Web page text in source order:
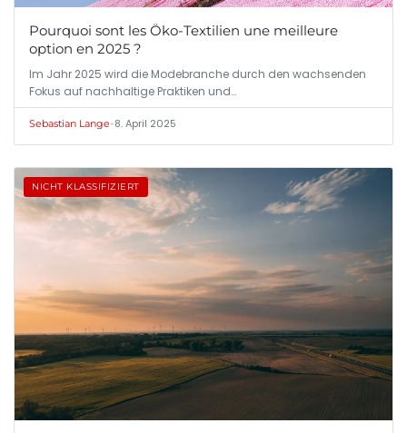
Pourquoi sont les Öko-Textilien une meilleure
option en 2025 ?
Im Jahr 2025 wird die Modebranche durch den wachsenden
Fokus auf nachhaltige Praktiken und…
Sebastian Lange•8. April 2025
NICHT KLASSIFIZIERT